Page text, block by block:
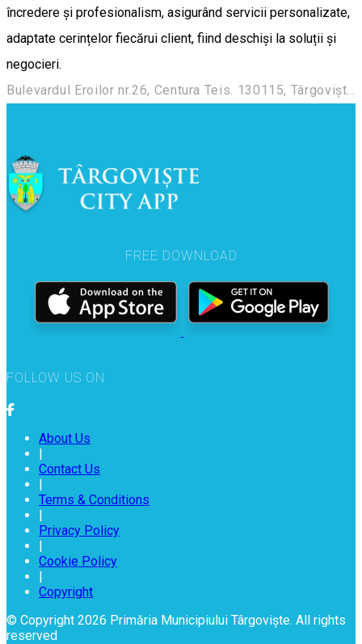
încredere și profesionalism, asigurând servicii personalizate,
adaptate cerințelor fiecărui client, fiind deschiși la soluții și
negocieri.
FREE DOWNLOAD
FOLLOW US ON
About Us
|
Contact Us
|
Terms & Conditions
|
Privacy Policy
|
Cookie Policy
|
Copyright
© Copyright 2026 Primăria Municipiului Târgoviște. All rights
reserved